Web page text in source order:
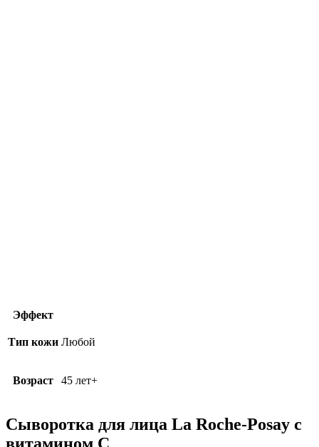
Эффект
Тип кожи Любой
Возраст 45 лет+
Сыворотка для лица La Roche-Posay с